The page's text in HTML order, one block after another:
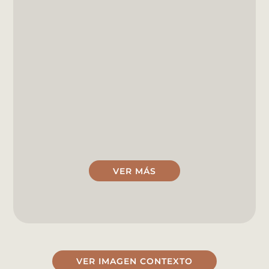
VER MÁS
VER IMAGEN CONTEXTO